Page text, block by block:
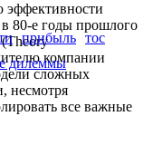
в 80-е годы прошлого
компании
сложных
несмотря
все важные
прибыль тос
дилеммы